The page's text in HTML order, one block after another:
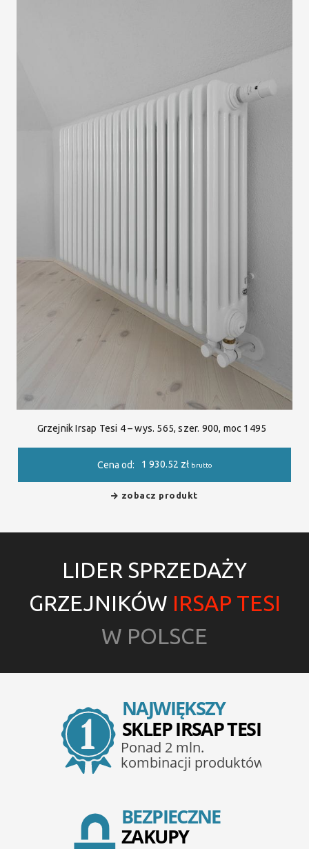
Grzejnik Irsap Tesi 4 – wys. 565, szer. 900, moc 1495
Cena od: 1 930.52 zł brutto
zobacz produkt
LIDER SPRZEDAŻY
GRZEJNIKÓW IRSAP TESI
W POLSCE